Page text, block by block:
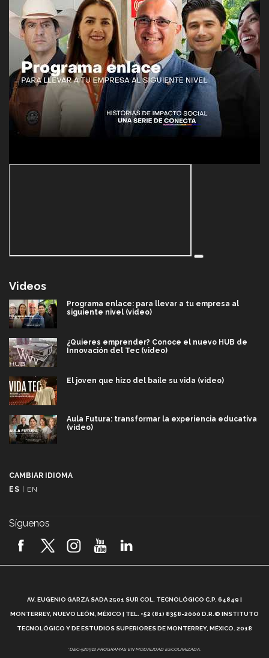
Videos
Programa enlace: para llevar a tu empresa al
siguiente nivel (video)
¿Quieres emprender? Conoce el nuevo HUB de
Innovación del Tec (video)
El joven que hizo del baile su vida (video)
Aula Futura: transformar la experiencia educativa
(video)
2026! (video)
¿Cómo es el Modelo Educativo Tec? (video)
Vida Tec: Feminismo e Inteligencia Artificial, Paola
CAMBIAR IDIOMA
ES
EN
Síguenos
AV. EUGENIO GARZA SADA 2501 SUR COL. TECNOLÓGICO C.P. 64849 |
MONTERREY, NUEVO LEÓN, MÉXICO | TEL. +52 (81) 8358-2000 D.R.© INSTITUTO
TECNOLÓGICO Y DE ESTUDIOS SUPERIORES DE MONTERREY, MÉXICO. 2018
*DEC-520912 PROGRAMAS EN MODALIDAD ESCOLARIZADA.